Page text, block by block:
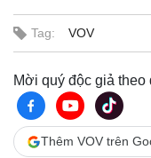
Tag: VOV
Mời quý độc giả theo
Thêm VOV trên